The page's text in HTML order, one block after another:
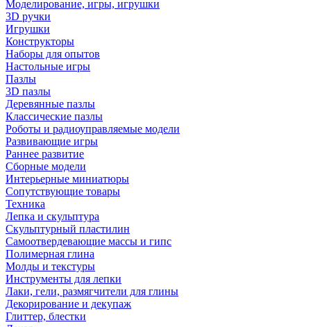
Моделирование, игры, игрушки
3D ручки
Игрушки
Конструкторы
Наборы для опытов
Настольные игры
Пазлы
3D пазлы
Деревянные пазлы
Классические пазлы
Роботы и радиоуправляемые модели
Развивающие игры
Раннее развитие
Сборные модели
Интерьерные миниатюры
Сопутствующие товары
Техника
Лепка и скульптура
Скульптурный пластилин
Самоотвердевающие массы и гипс
Полимерная глина
Молды и текстуры
Инструменты для лепки
Лаки, гели, размягчители для глины
Декорирование и декупаж
Глиттер, блестки